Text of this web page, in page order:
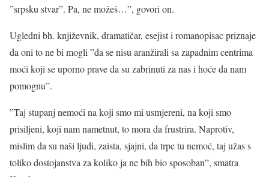
”srpsku stvar”. Pa, ne možeš…”, govori on.
Ugledni bh. književnik, dramatičar, esejist i romanopisac priznaje
da oni to ne bi mogli ”da se nisu aranžirali sa zapadnim centrima
moći koji se uporno prave da su zabrinuti za nas i hoće da nam
pomognu”.
”Taj stupanj nemoći na koji smo mi usmjereni, na koji smo
prisiljeni, koji nam nametnut, to mora da frustrira. Naprotiv,
mislim da su naši ljudi, zaista, sjajni, da trpe tu nemoć, taj užas s
toliko dostojanstva za koliko ja ne bih bio sposoban”, smatra